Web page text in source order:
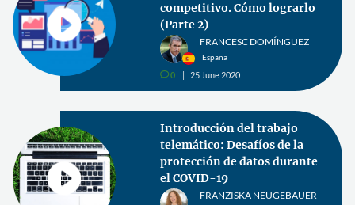
competitivo. Cómo lograrlo
(Parte 2)
FRANCESC DOMÍNGUEZ
España
v0 25 June 2020
Introducción del trabajo
telemático: Desafíos de la
protección de datos durante
el COVID-19
FRANZISKA NEUGEBAUER